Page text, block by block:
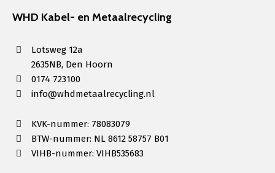
WHD Kabel- en Metaalrecycling
Lotsweg 12a
2635NB, Den Hoorn
0174 723100
info@whdmetaalrecycling.nl
KVK-nummer: 78083079
BTW-nummer: NL 8612 58757 B01
VIHB-nummer: VIHB535683